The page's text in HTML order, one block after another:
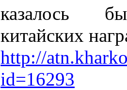
казалось
китайских
http://
id=16293